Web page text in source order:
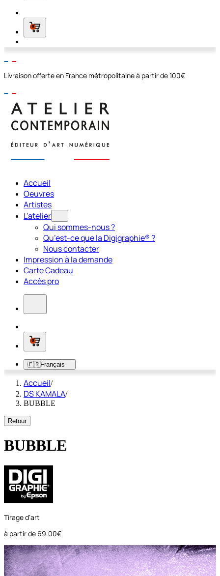
0
Livraison offerte en France métropolitaine à partir de 100€
Accueil
Oeuvres
Artistes
L'atelier
Qui sommes-nous ?
Qu’est-ce que la Digigraphie® ?
Nous contacter
Impression à la demande
Carte Cadeau
Accès pro
0
🇫🇷Français
Accueil/
DS KAMALA/
BUBBLE
Retour
BUBBLE
Tirage d'art
à partir de 69.00€